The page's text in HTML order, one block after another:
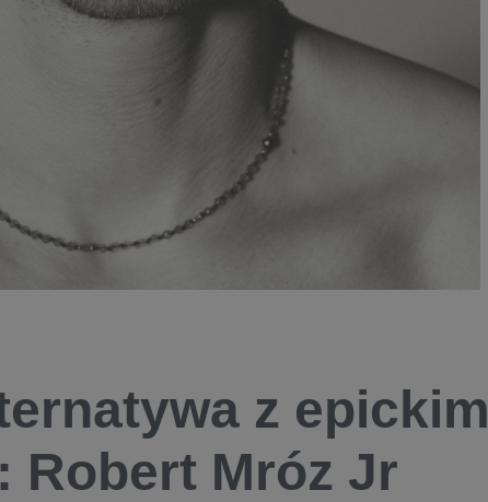
z epickim
Robert Mróz Jr